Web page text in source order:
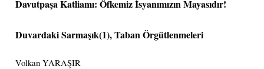
Davutpaşa Katliamı: Öfkemiz İsyanımızın Mayasıdır!
Duvardaki Sarmaşık(1), Taban Örgütlenmeleri
Volkan YARAŞIR